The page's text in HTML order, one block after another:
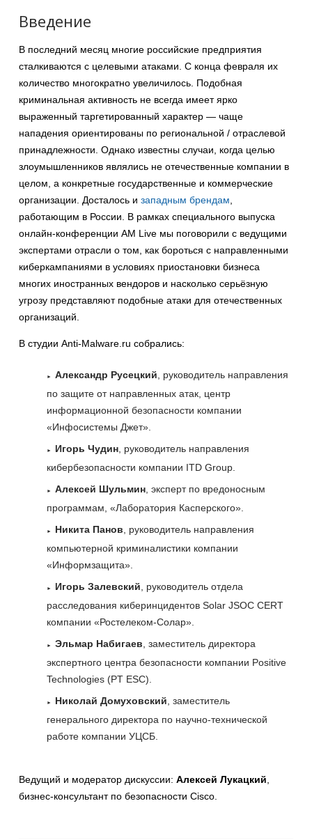
Введение
В последний месяц многие российские предприятия
сталкиваются с целевыми атаками. С конца февраля их
количество многократно увеличилось. Подобная
криминальная активность не всегда имеет ярко
выраженный таргетированный характер — чаще
нападения ориентированы по региональной / отраслевой
принадлежности. Однако известны случаи, когда целью
злоумышленников являлись не отечественные компании в
целом, а конкретные государственные и коммерческие
организации. Досталось и западным брендам,
работающим в России. В рамках специального выпуска
онлайн-конференции AM Live мы поговорили с ведущими
экспертами отрасли о том, как бороться с направленными
киберкампаниями в условиях приостановки бизнеса
многих иностранных вендоров и насколько серьёзную
угрозу представляют подобные атаки для отечественных
организаций.
В студии Anti-Malware.ru собрались:
Александр Русецкий, руководитель направления
по защите от направленных атак, центр
информационной безопасности компании
«Инфосистемы Джет».
Игорь Чудин, руководитель направления
кибербезопасности компании ITD Group.
Алексей Шульмин, эксперт по вредоносным
программам, «Лаборатория Касперского».
Никита Панов, руководитель направления
компьютерной криминалистики компании
«Информзащита».
Игорь Залевский, руководитель отдела
расследования киберинцидентов Solar JSOC CERT
компании «Ростелеком-Солар».
Эльмар Набигаев, заместитель директора
экспертного центра безопасности компании Positive
Technologies (PT ESC).
Николай Домуховский, заместитель
генерального директора по научно-технической
работе компании УЦСБ.
Ведущий и модератор дискуссии: Алексей Лукацкий,
бизнес-консультант по безопасности Cisco.